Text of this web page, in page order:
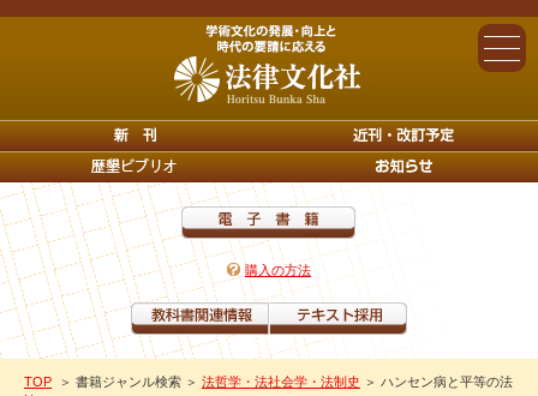
購入の方法
TOP ＞ 書籍ジャンル検索 ＞ 法哲学・法社会学・法制史 ＞ ハンセン病と平等の法